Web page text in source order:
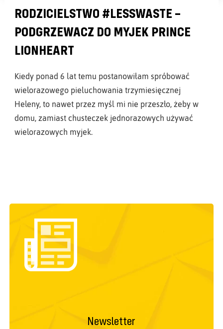
RODZICIELSTWO #LESSWASTE –
PODGRZEWACZ DO MYJEK PRINCE
LIONHEART
Kiedy ponad 6 lat temu postanowiłam spróbować
wielorazowego pieluchowania trzymiesięcznej
Heleny, to nawet przez myśl mi nie przeszło, żeby w
domu, zamiast chusteczek jednorazowych używać
wielorazowych myjek.
Newsletter